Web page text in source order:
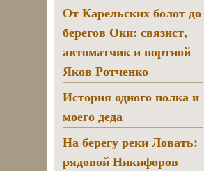
От Карельских болот до
берегов Оки: связист,
автоматчик и портной
Яков Ротченко
История одного полка и
моего деда
На берегу реки Ловать:
рядовой Никифоров